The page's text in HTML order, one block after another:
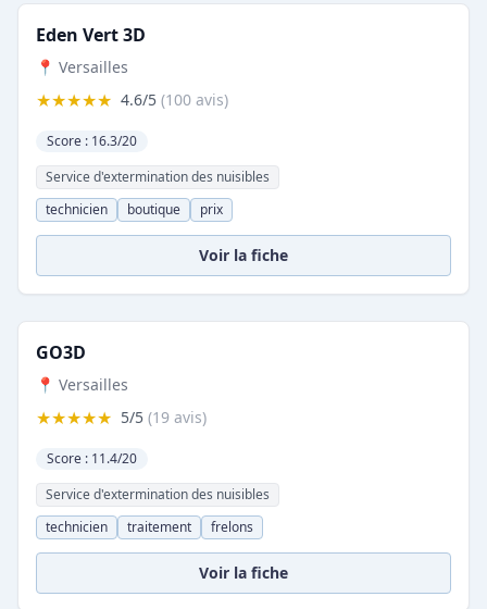
Eden Vert 3D
📍 Versailles
★★★★★ 4.6/5 (100 avis)
Score : 16.3/20
Service d'extermination des nuisibles
technicien
boutique prix
Voir la fiche
GO3D
📍 Versailles
★★★★★ 5/5 (19 avis)
Score : 11.4/20
Service d'extermination des nuisibles
technicien
traitement frelons
Voir la fiche